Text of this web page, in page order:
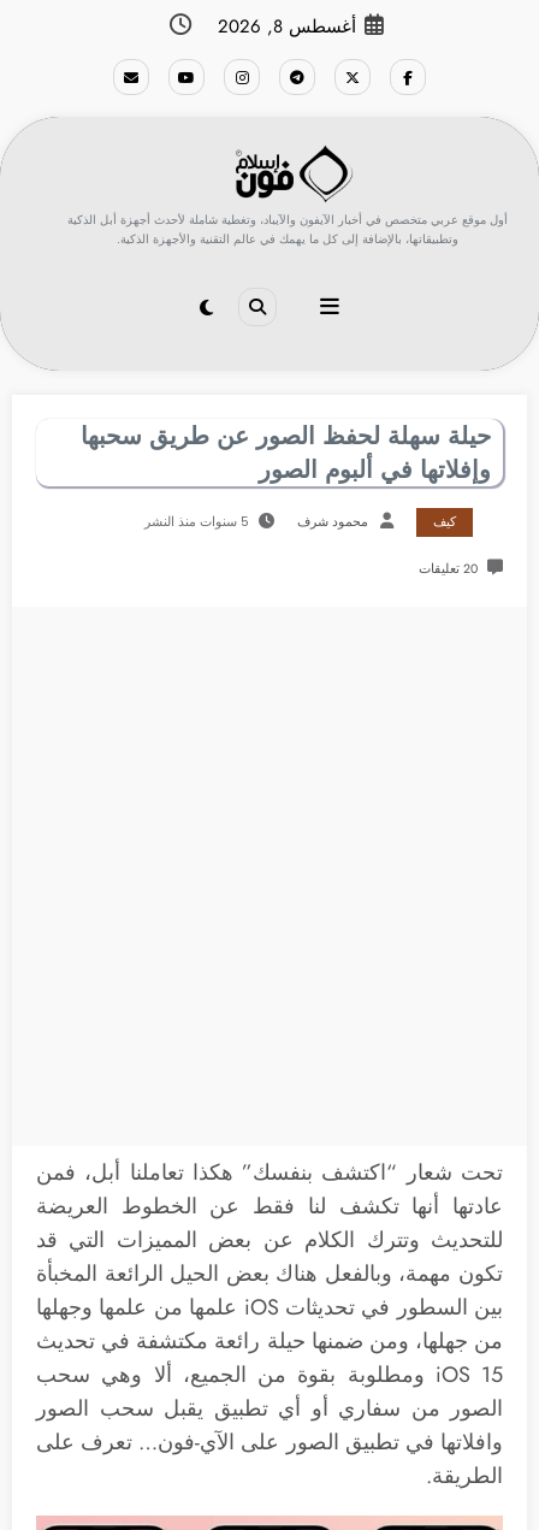
أغسطس 8, 2026
أول موقع عربي متخصص في أخبار الآيفون والآيباد، وتغطية شاملة لأحدث أجهزة أبل الذكية
وتطبيقاتها، بالإضافة إلى كل ما يهمك في عالم التقنية والأجهزة الذكية.
حيلة سهلة لحفظ الصور عن طريق سحبها
وإفلاتها في ألبوم الصور
كيف محمود شرف 5 سنوات منذ النشر
20 تعليقات
تحت شعار “اكتشف بنفسك” هكذا تعاملنا أبل، فمن
عادتها أنها تكشف لنا فقط عن الخطوط العريضة
للتحديث وتترك الكلام عن بعض المميزات التي قد
تكون مهمة، وبالفعل هناك بعض الحيل الرائعة المخبأة
بين السطور في تحديثات iOS علمها من علمها وجهلها
من جهلها، ومن ضمنها حيلة رائعة مكتشفة في تحديث
iOS 15 ومطلوبة بقوة من الجميع، ألا وهي سحب
الصور من سفاري أو أي تطبيق يقبل سحب الصور
وافلاتها في تطبيق الصور على الآي-فون… تعرف على
الطريقة.